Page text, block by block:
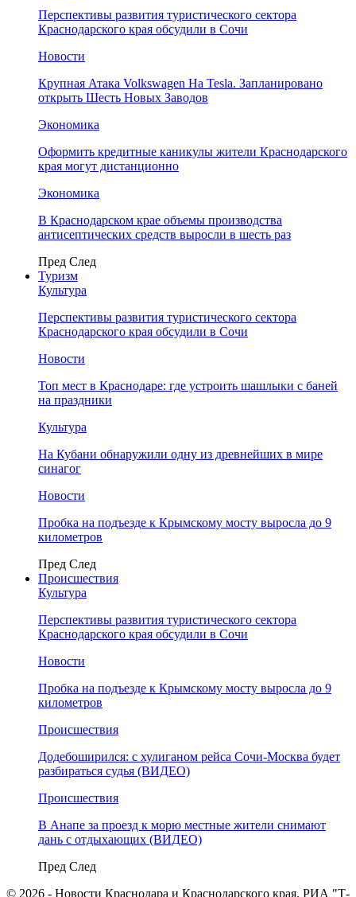
Перспективы развития туристического сектора
Краснодарского края обсудили в Сочи
Новости
Крупная Атака Volkswagen На Tesla. Запланировано
открыть Шесть Новых Заводов
Экономика
Оформить кредитные каникулы жители Краснодарского
края могут дистанционно
Экономика
В Краснодарском крае объемы производства
антисептических средств выросли в шесть раз
Пред След
Туризм
Культура
Перспективы развития туристического сектора
Краснодарского края обсудили в Сочи
Новости
Топ мест в Краснодаре: где устроить шашлыки с баней
на праздники
Культура
На Кубани обнаружили одну из древнейших в мире
синагог
Новости
Пробка на подъезде к Крымскому мосту выросла до 9
километров
Пред След
Происшествия
Культура
Перспективы развития туристического сектора
Краснодарского края обсудили в Сочи
Новости
Пробка на подъезде к Крымскому мосту выросла до 9
километров
Происшествия
Додебоширился: с хулиганом рейса Сочи-Москва будет
разбираться судья (ВИДЕО)
Происшествия
В Анапе за проезд к морю местные жители снимают
дань с отдыхающих (ВИДЕО)
Пред След
© 2026 - Новости Краснодара и Краснодарского края. РИА "Т-